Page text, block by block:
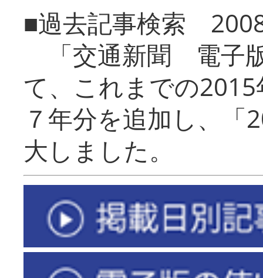
■過去記事検索
「交通新聞 電子
て、これまでの
７年分を追加し、「
大しまし